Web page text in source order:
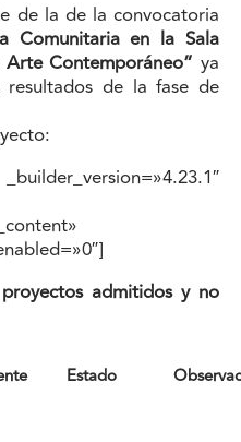
de la de la convocatoria
Comunitaria en la Sala
Contemporáneo” ya
de la fase de
admitidos y no
Estado